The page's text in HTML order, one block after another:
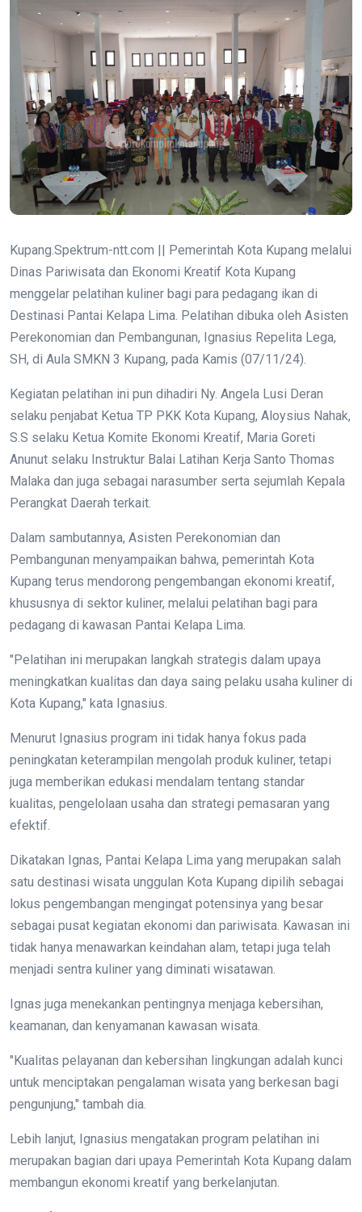
Kupang.Spektrum-ntt.com || Pemerintah Kota Kupang melalui
Dinas Pariwisata dan Ekonomi Kreatif Kota Kupang
menggelar pelatihan kuliner bagi para pedagang ikan di
Destinasi Pantai Kelapa Lima. Pelatihan dibuka oleh Asisten
Perekonomian dan Pembangunan, Ignasius Repelita Lega,
SH, di Aula SMKN 3 Kupang, pada Kamis (07/11/24).
Kegiatan pelatihan ini pun dihadiri Ny. Angela Lusi Deran
selaku penjabat Ketua TP PKK Kota Kupang, Aloysius Nahak,
S.S selaku Ketua Komite Ekonomi Kreatif, Maria Goreti
Anunut selaku Instruktur Balai Latihan Kerja Santo Thomas
Malaka dan juga sebagai narasumber serta sejumlah Kepala
Perangkat Daerah terkait.
Dalam sambutannya, Asisten Perekonomian dan
Pembangunan menyampaikan bahwa, pemerintah Kota
Kupang terus mendorong pengembangan ekonomi kreatif,
khususnya di sektor kuliner, melalui pelatihan bagi para
pedagang di kawasan Pantai Kelapa Lima.
"Pelatihan ini merupakan langkah strategis dalam upaya
meningkatkan kualitas dan daya saing pelaku usaha kuliner di
Kota Kupang," kata Ignasius.
Menurut Ignasius program ini tidak hanya fokus pada
peningkatan keterampilan mengolah produk kuliner, tetapi
juga memberikan edukasi mendalam tentang standar
kualitas, pengelolaan usaha dan strategi pemasaran yang
efektif.
Dikatakan Ignas, Pantai Kelapa Lima yang merupakan salah
satu destinasi wisata unggulan Kota Kupang dipilih sebagai
lokus pengembangan mengingat potensinya yang besar
sebagai pusat kegiatan ekonomi dan pariwisata. Kawasan ini
tidak hanya menawarkan keindahan alam, tetapi juga telah
menjadi sentra kuliner yang diminati wisatawan.
Ignas juga menekankan pentingnya menjaga kebersihan,
keamanan, dan kenyamanan kawasan wisata.
"Kualitas pelayanan dan kebersihan lingkungan adalah kunci
untuk menciptakan pengalaman wisata yang berkesan bagi
pengunjung," tambah dia.
Lebih lanjut, Ignasius mengatakan program pelatihan ini
merupakan bagian dari upaya Pemerintah Kota Kupang dalam
membangun ekonomi kreatif yang berkelanjutan.